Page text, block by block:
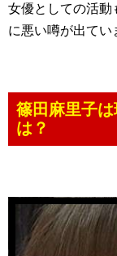
女優としての活動
に悪い噂が出てい
篠田麻里子
は？